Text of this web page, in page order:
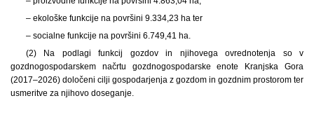
– ekološke funkcije na površini 9.334,23 ha ter
– socialne funkcije na površini 6.749,41 ha.
(2) Na podlagi funkcij gozdov in njihovega ovrednotenja so v
gozdnogospodarskem načrtu gozdnogospodarske enote Kranjska Gora
(2017–2026) določeni cilji gospodarjenja z gozdom in gozdnim prostorom ter
usmeritve za njihovo doseganje.